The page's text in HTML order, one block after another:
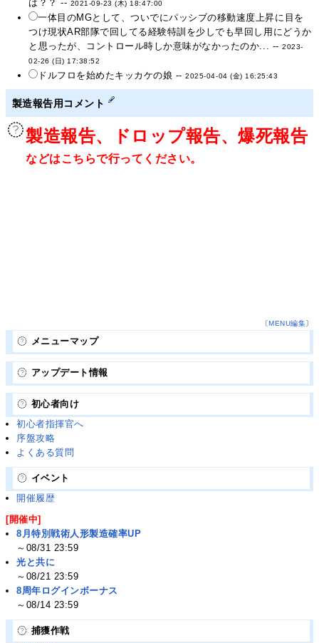
は？？ -- 2021-09-23 (木) 18:47:00
一体目のMGとして、ついでにパッシブの移動速度上昇に目を
つけ現状AR部隊で回してる経験特訓を少しでも早回し用にどうか
と思ったが、コントロール時しか意味がなかったのか... --2023-
02-26 (日) 17:38:52
ドルフロを始めたキッカケの娘 --2025-04-04 (金) 16:25:43
製造報告用コメント
製造報告、ドロップ報告、爆死報告
などはこちらで行ってください。
〔MENU編集〕
メニューマップ
アップデート情報
初心者向け
初心者指揮官へ
序盤攻略
よくある質問
イベント
開催履歴
[開催中]
8月特別戦術人形製造確率UP
～08/31 23:59
光と共に
～08/21 23:59
8周年ログインボーナス
～08/14 23:59
捕獲作戦